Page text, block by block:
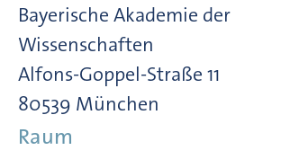
Bayerische Akademie der
Wissenschaften
Alfons-Goppel-Straße 11
80539 München
Raum